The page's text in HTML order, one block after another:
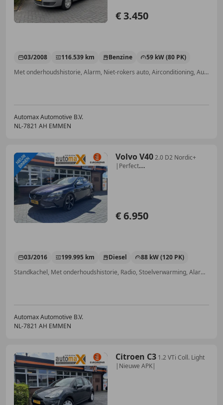
€ 3.450
03/2008 116.539 km Benzine
59 kW (80 PK)
Met onderhoudshistorie, Alarm, Niet-rokers auto, Airconditioning, Automatische klimaatregeling, Centrale deurvergrendeling met afstandsbediening, Elektrische ramen, Zij-airbags
Automax Automotive B.V.
NL-7821 AH EMMEN
Volvo V402.0 D2 Nordic+
|Perfect
€ 6.950
03/2016 199.995 km Diesel
88 kW (120 PK)
Standkachel, Met onderhoudshistorie, Radio, Stoelverwarming, Alarm, Niet-rokers auto, LED dagrijverlichting, Wifi-hotspot
Automax Automotive B.V.
NL-7821 AH EMMEN
Citroen C3 1.2 VTi Coll. Light
|Nieuwe APK|